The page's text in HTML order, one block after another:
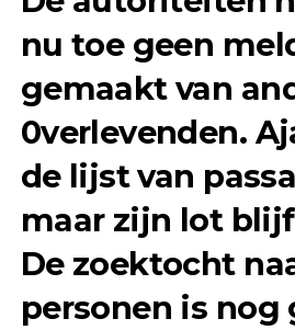
nu toe geen
gemaakt van
0verlevenden.
de lijst van
maar zijn lot
De zoektocht
personen is nog